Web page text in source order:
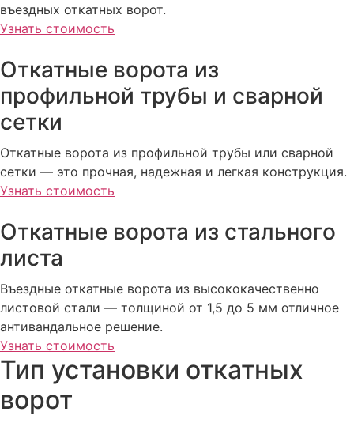
въездных откатных ворот.
Узнать стоимость
Откатные ворота из
профильной трубы и сварной
сетки
Откатные ворота из профильной трубы или сварной
сетки — это прочная, надежная и легкая конструкция.
Узнать стоимость
Откатные ворота из стального
листа
Въездные откатные ворота из высококачественно
листовой стали — толщиной от 1,5 до 5 мм отличное
антивандальное решение.
Узнать стоимость
Тип установки откатных
ворот